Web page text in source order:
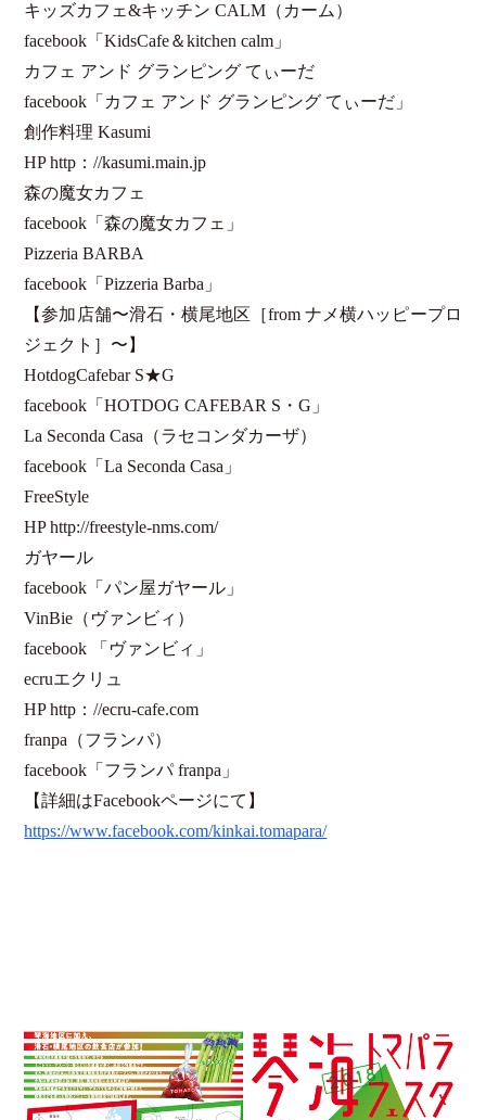
キッズカフェ&キッチン CALM（カーム）
facebook「KidsCafe＆kitchen calm」
カフェ アンド グランピング てぃーだ
facebook「カフェ アンド グランピング てぃーだ」
創作料理 Kasumi
HP http：//kasumi.main.jp
森の魔女カフェ
facebook「森の魔女カフェ」
Pizzeria BARBA
facebook「Pizzeria Barba」
【参加店舗〜滑石・横尾地区［from ナメ横ハッピープロ
ジェクト］〜】
HotdogCafebar S★G
facebook「HOTDOG CAFEBAR S・G」
La Seconda Casa（ラセコンダカーザ）
facebook「La Seconda Casa」
FreeStyle
HP http://freestyle-nms.com/
ガヤール
facebook「パン屋ガヤール」
VinBie（ヴァンビィ）
facebook 「ヴァンビィ」
ecruエクリュ
HP http：//ecru-cafe.com
franpa（フランパ）
facebook「フランパ franpa」
【詳細はFacebookページにて】
https://www.facebook.com/kinkai.tomapara/